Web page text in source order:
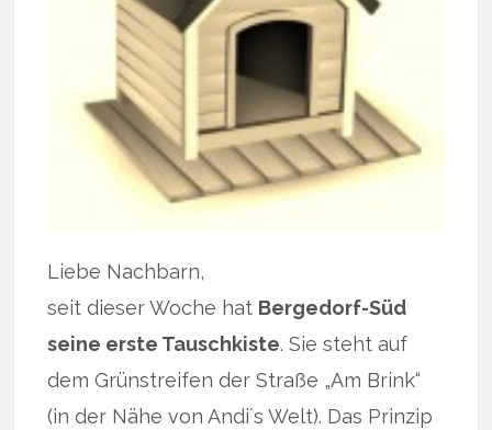
Liebe Nachbarn,
seit dieser Woche hat Bergedorf-Süd
seine erste Tauschkiste. Sie steht auf
dem Grünstreifen der Straße „Am Brink“
(in der Nähe von Andi´s Welt). Das Prinzip